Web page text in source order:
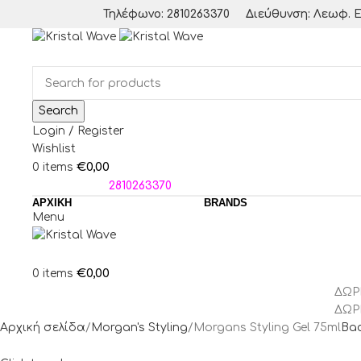
Τηλέφωνο: 2810263370 Διεύθυνση: Λεωφ.
Search
Login / Register
Wishlist
0 items €0,00
2810263370
ΑΡΧΙΚΗ
BRANDS
Menu
0 items €0,00
Αρχική σελίδα
Morgan's Styling Morgans Styling Gel 75ml